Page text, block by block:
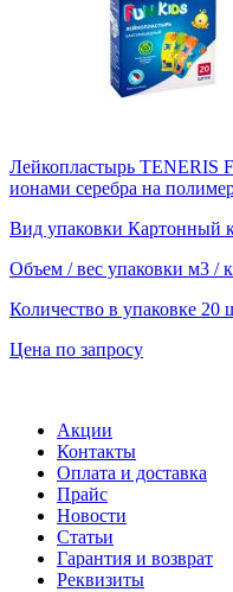
Лейкопластырь TENERIS
ионами серебра на
Вид упаковки Картонный
Объем / вес упаковки м3 /
Количество в упаковке 20
Цена по запросу
Акции
Контакты
Оплата и доставка
Прайс
Новости
Статьи
Гарантия и возврат
Реквизиты